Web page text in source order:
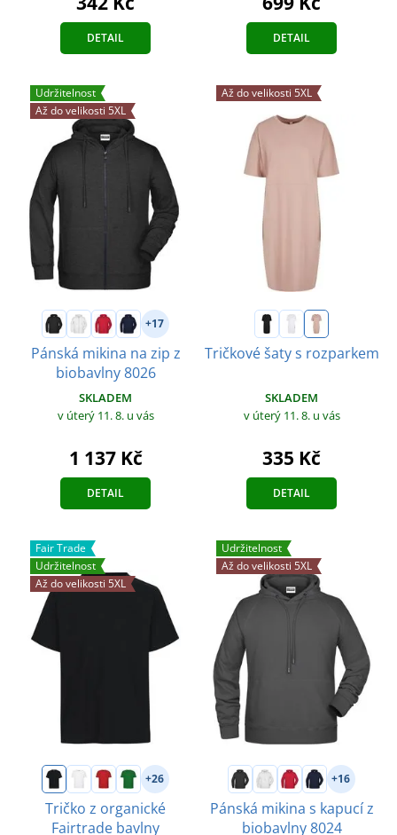
DETAIL DETAIL
Udržitelnost
Až do velikosti 5XL
+17
Pánská mikina na zip z
biobavlny 8026
SKLADEM
v úterý 11. 8. u vás
1 137 Kč
DETAIL
Až do velikosti 5XL
Tričkové šaty s rozparkem
SKLADEM
v úterý 11. 8. u vás
335 Kč
DETAIL
Fair Trade
Udržitelnost
Až do velikosti 5XL
+26
Tričko z organické
Fairtrade bavlny
Udržitelnost
Až do velikosti 5XL
+16
Pánská mikina s kapucí z
biobavlny 8024